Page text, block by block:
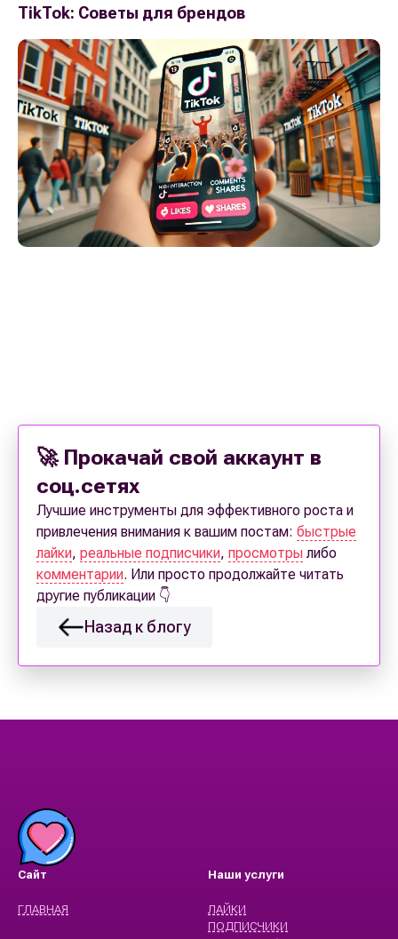
TikTok: Советы для брендов
🚀 Прокачай свой аккаунт в
соц.сетях
Лучшие инструменты для эффективного роста и
привлечения внимания к вашим постам: быстрые
лайки, реальные подписчики, просмотры либо
комментарии. Или просто продолжайте читать
другие публикации 👇
Назад к блогу
Сайт
ГЛАВНАЯ
Наши услуги
ЛАЙКИ
ПОДПИСЧИКИ